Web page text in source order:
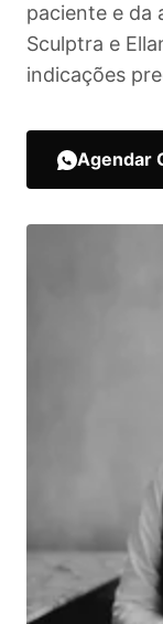
paciente e da
Sculptra e
indicações
Agendar